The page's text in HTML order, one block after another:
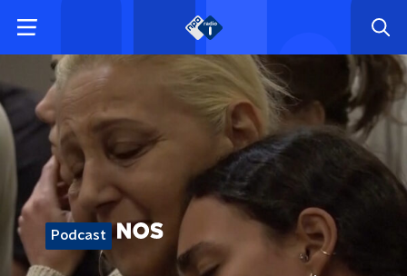
Podcast